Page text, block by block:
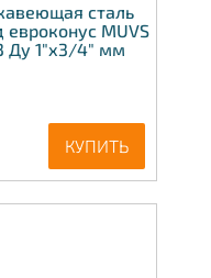
сталь
MUVS
Ду 1"х3/4" мм
КУПИТЬ